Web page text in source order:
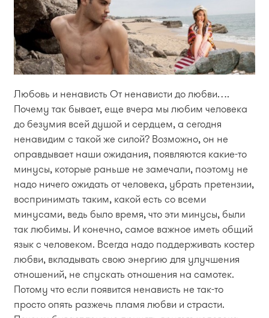
Любовь и ненависть От ненависти до любви….
Почему так бывает, еще вчера мы любим человека
до безумия всей душой и сердцем, а сегодня
ненавидим с такой же силой? Возможно, он не
оправдывает наши ожидания, появляются какие-то
минусы, которые раньше не замечали, поэтому не
надо ничего ожидать от человека, убрать претензии,
воспринимать таким, какой есть со всеми
минусами, ведь было время, что эти минусы, были
так любимы. И конечно, самое важное иметь общий
язык с человеком. Всегда надо поддерживать костер
любви, вкладывать свою энергию для улучшения
отношений, не спускать отношения на самотек.
Потому что если появится ненависть не так-то
просто опять разжечь пламя любви и страсти.